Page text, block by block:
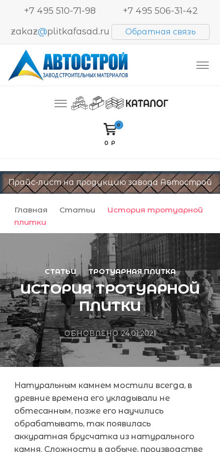
+7 495 510-71-98
+7 495 506-31-42
zakaz@plitkafasad.ru Обратная связь
Автострой. Завод строительных материалов
Производство и продажа тротуарной плитки,
блоков BESSER, кирпича
0
0 Р
Прайс-лист на продукцию завода Автострой
Главная Статьи
История тротуарной
плитки
СТАТЬИ ТРОТУАРНАЯ ПЛИТКА
ИСТОРИЯ ТРОТУАРНОЙ
ПЛИТКИ
ОБНОВЛЕНО24.01.2021
Натуральным камнем мостили всегда, в
древние времена его укладывали не
обтесанным, позже его научились
обрабатывать, так появилась
аккуратная брусчатка из натурального
камня. Сложности в добыче, производстве